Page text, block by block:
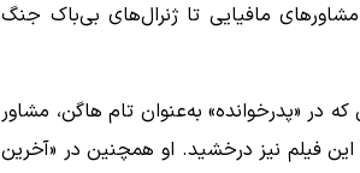
مافیایی تا ژنرال‌های بی‌باک جنگ
عطف خود را در دهه ۱۹۷۰ یافت، زمانی که در «پدرخوانده» به‌عنوان تام هاگن، مشاور
این فیلم نیز درخشید. او همچنین در «آخرین